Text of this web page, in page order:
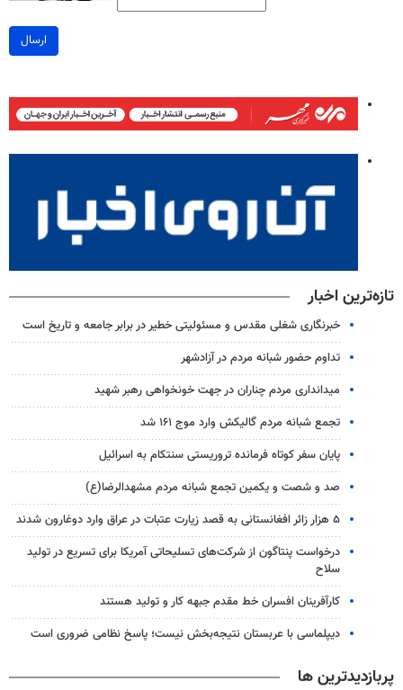
ارسال
تازه‌ترین اخبار
خبرنگاری شغلی مقدس و مسئولیتی خطیر در برابر جامعه و تاریخ است
تداوم حضور شبانه مردم در آزادشهر
میدانداری مردم چناران در جهت خونخواهی رهبر شهید
تجمع شبانه مردم گالیکش وارد موج ۱۶۱ شد
پایان سفر کوتاه فرمانده تروریستی سنتکام به اسرائیل
صد و شصت و یکمین تجمع شبانه مردم مشهدالرضا(ع)
۵ هزار زائر افغانستانی به قصد زیارت عتبات در عراق وارد دوغارون شدند
درخواست پنتاگون از شرکت‌های تسلیحاتی آمریکا برای تسریع در تولید
سلاح
کارآفرینان افسران خط مقدم جبهه کار و تولید هستند
دیپلماسی با عربستان نتیجه‌بخش نیست؛ پاسخ نظامی ضروری است
پربازدیدترین ها